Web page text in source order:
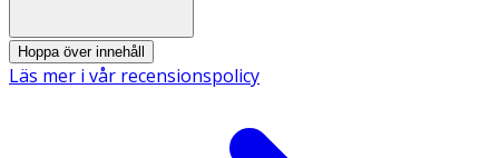
Guar Hydroxypropyltrimonium Chloride, Benzoic Acid, Citric
Acid, Dehydroacetic Acid, Formic Acid.
Hoppa över innehåll
Läs mer i vår recensionspolicy